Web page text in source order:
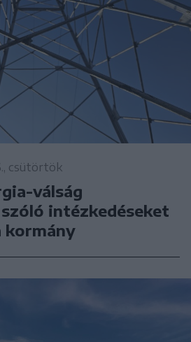
csütörtök
válság
intézkedéseket
kormány